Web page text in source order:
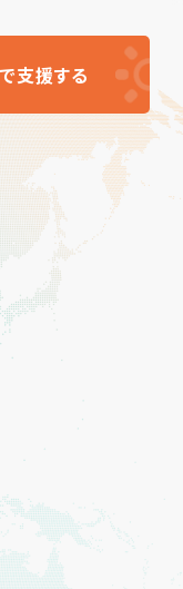
で支援する